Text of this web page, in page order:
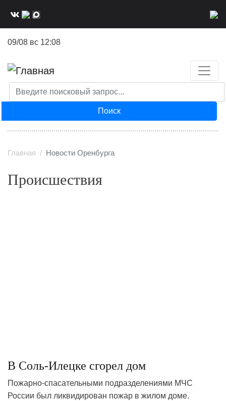
09/08 вс 12:08
Поиск
Главная Новости Оренбурга
Происшествия
В Соль-Илецке сгорел дом
Пожарно-спасательными подразделениями МЧС
России был ликвидирован пожар в жилом доме.